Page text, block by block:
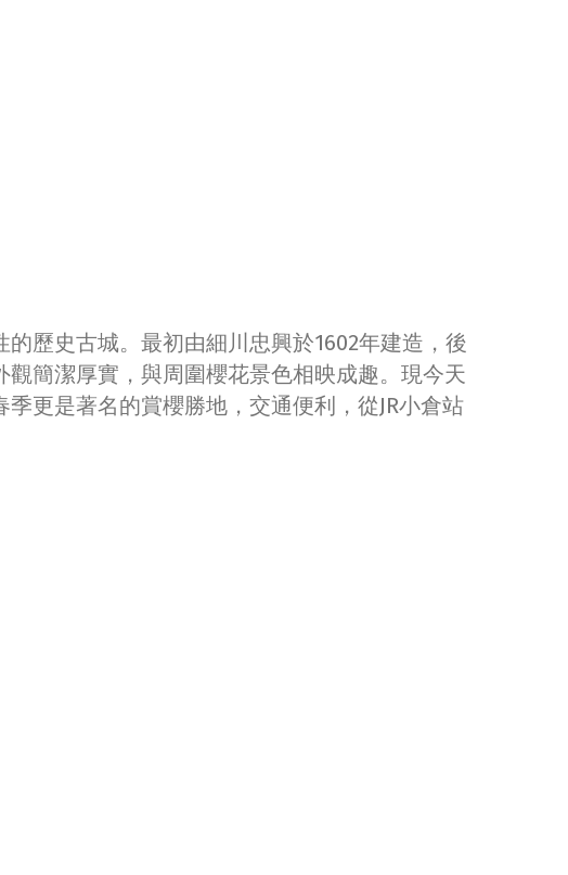
歷史古城。最初由細川忠興於1602年建造，後
簡潔厚實，與周圍櫻花景色相映成趣。現今天
更是著名的賞櫻勝地，交通便利，從JR小倉站